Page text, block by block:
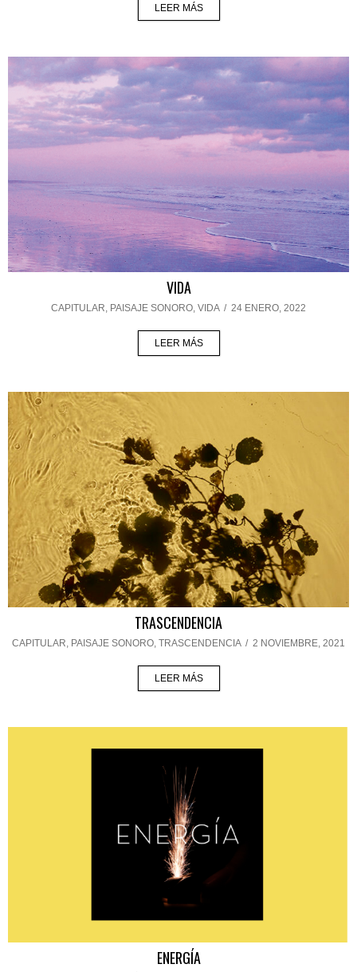
LEER MÁS
VIDA
CAPITULAR, PAISAJE SONORO, VIDA / 24 ENERO, 2022
LEER MÁS
TRASCENDENCIA
CAPITULAR, PAISAJE SONORO, TRASCENDENCIA / 2 NOVIEMBRE, 2021
LEER MÁS
ENERGÍA